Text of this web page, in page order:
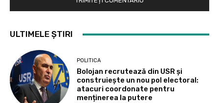
ULTIMELE ȘTIRI
POLITICA
Bolojan recrutează din USR și
construiește un nou pol electoral:
atacuri coordonate pentru
menținerea la putere